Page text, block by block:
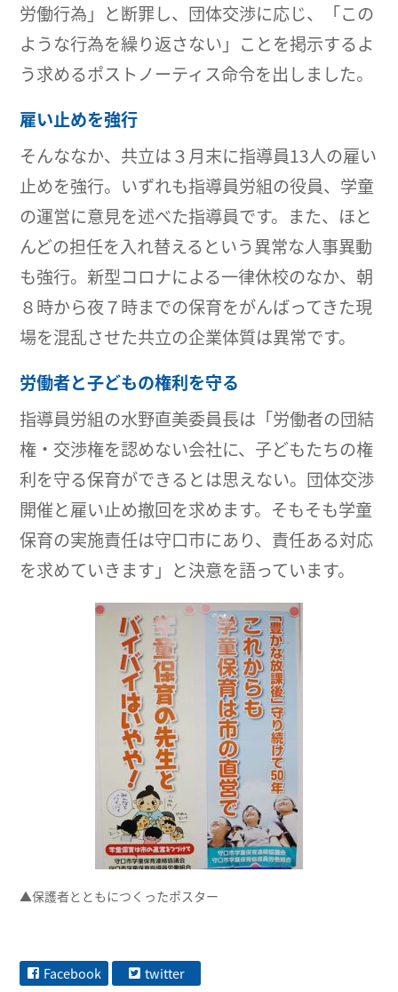
労働行為」と断罪し、団体交渉に応じ、「この
ような行為を繰り返さない」ことを掲示するよ
う求めるポストノーティス命令を出しました。
雇い止めを強行
そんななか、共立は３月末に指導員13人の雇い
止めを強行。いずれも指導員労組の役員、学童
の運営に意見を述べた指導員です。また、ほと
んどの担任を入れ替えるという異常な人事異動
も強行。新型コロナによる一律休校のなか、朝
８時から夜７時までの保育をがんばってきた現
場を混乱させた共立の企業体質は異常です。
労働者と子どもの権利を守る
指導員労組の水野直美委員長は「労働者の団結
権・交渉権を認めない会社に、子どもたちの権
利を守る保育ができるとは思えない。団体交渉
開催と雇い止め撤回を求めます。そもそも学童
保育の実施責任は守口市にあり、責任ある対応
を求めていきます」と決意を語っています。
▲保護者とともにつくったポスター
Facebook twitter